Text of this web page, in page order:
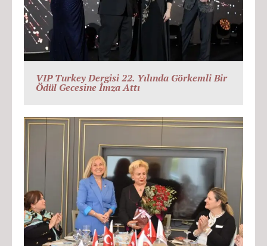
VIP Turkey Dergisi 22. Yılında Görkemli Bir
Ödül Gecesine İmza Attı